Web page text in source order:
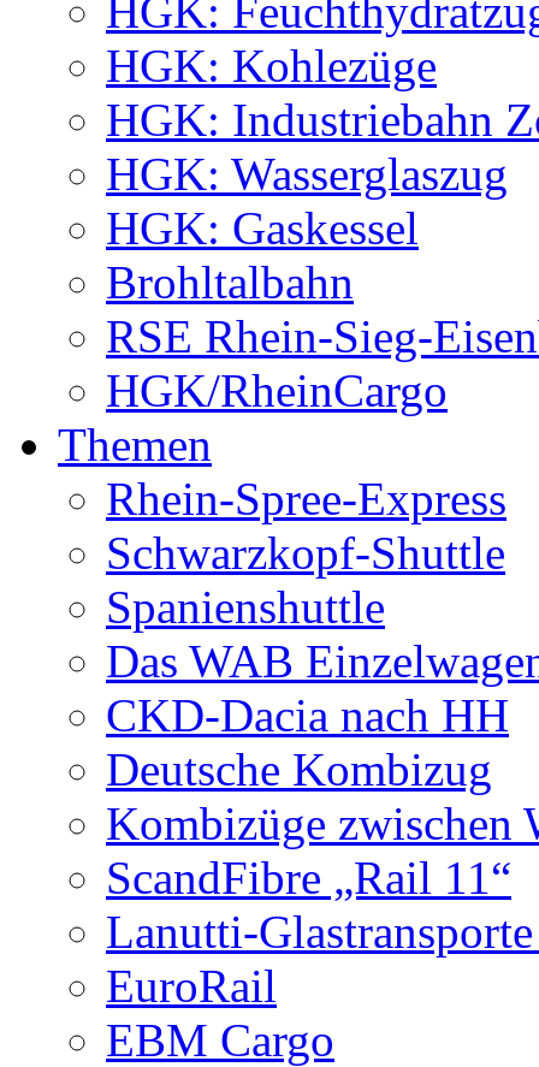
HGK:
HGK: Kohlezüge
HGK: Industriebahn
HGK: Wasserglaszug
HGK: Gaskessel
Brohltalbahn
RSE Rhein-Sieg-
HGK/RheinCargo
Themen
Rhein-Spree-Express
Schwarzkopf-Shuttle
Spanienshuttle
Das WAB
CKD-Dacia nach HH
Deutsche Kombizug
Kombizüge zwischen
ScandFibre „Rail 11“
Lanutti-
EuroRail
EBM Cargo